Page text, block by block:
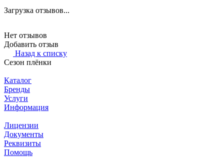
Загрузка отзывов...
Нет отзывов
Добавить отзыв
Назад к списку
Сезон плёнки
Каталог
Бренды
Услуги
Информация
Лицензии
Документы
Реквизиты
Помощь